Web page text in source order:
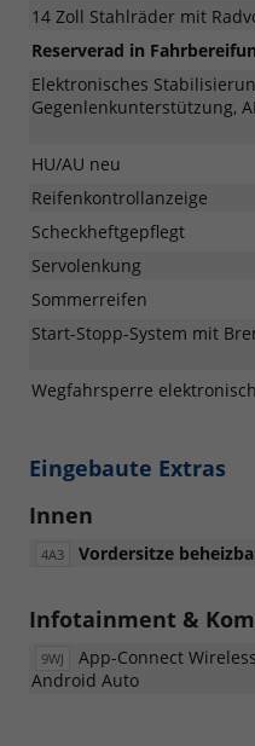
14 Zoll Stahlräder mit
Reserverad in
Elektronisches
Gegenlenkunterstützung,
HU/AU neu
Reifenkontrollanzeige
Scheckheftgepflegt
Servolenkung
Sommerreifen
Start-Stopp-System mit
Wegfahrsperre elektronisch
Eingebaute Extras
Innen
4A3 Vordersitze
Infotainment &
9WJ
App-Connect
Android Auto